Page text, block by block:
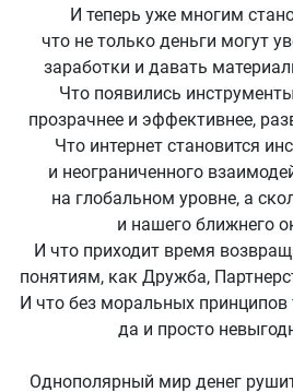
И теперь уже многим
что не только деньги могут
заработки и давать
Что появились
прозрачнее и эффективнее,
Что интернет становится
и неограниченного
на глобальном уровне, а
и нашего ближнего
И что приходит время
понятиям, как Дружба,
И что без моральных принципов
да и просто
Однополярный мир денег